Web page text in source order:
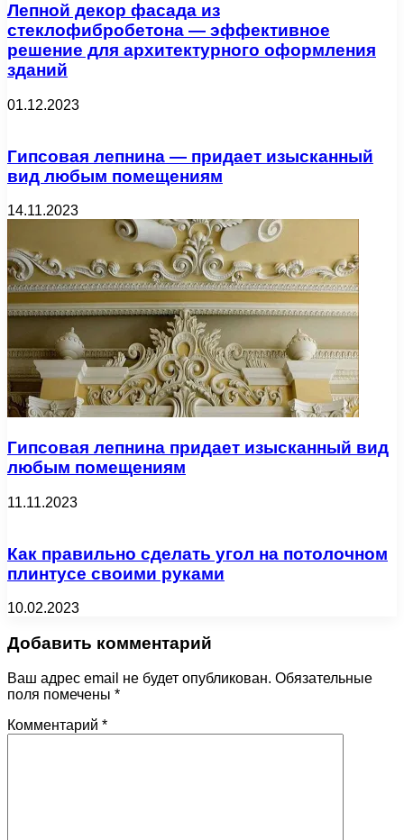
Лепной декор фасада из
стеклофибробетона — эффективное
решение для архитектурного оформления
зданий
01.12.2023
Гипсовая лепнина — придает изысканный
вид любым помещениям
14.11.2023
Гипсовая лепнина придает изысканный вид
любым помещениям
11.11.2023
Как правильно сделать угол на потолочном
плинтусе своими руками
10.02.2023
Добавить комментарий
Ваш адрес email не будет опубликован. Обязательные
поля помечены *
Комментарий *